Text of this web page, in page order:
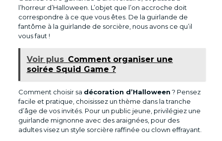
l’horreur d’Halloween. L’objet que l’on accroche doit
correspondre à ce que vous êtes. De la guirlande de
fantôme à la guirlande de sorcière, nous avons ce qu’il
vous faut !
Voir plus Comment organiser une
soirée Squid Game ?
Comment choisir sa décoration d’Halloween ? Pensez
facile et pratique, choisissez un thème dans la tranche
d’âge de vos invités. Pour un public jeune, privilégiez une
guirlande mignonne avec des araignées, pour des
adultes visez un style sorcière raffinée ou clown effrayant.